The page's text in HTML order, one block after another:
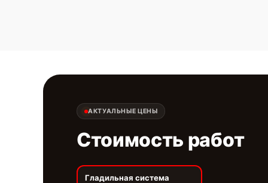
АКТУАЛЬНЫЕ ЦЕНЫ
Стоимость работ
Гладильная система